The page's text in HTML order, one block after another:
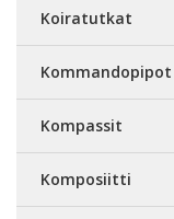
Koiratutkat
Kommandopipot
Kompassit
Komposiitti